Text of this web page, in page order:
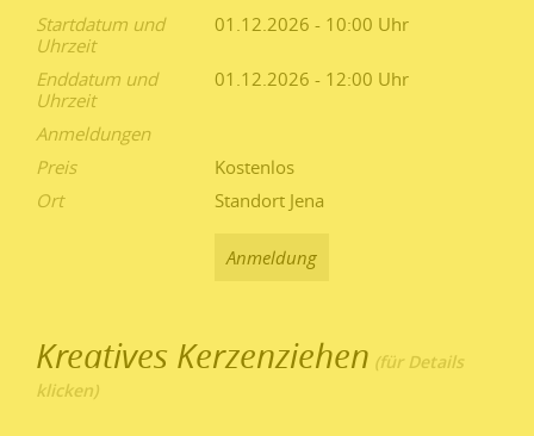
Startdatum und
Uhrzeit
01.12.2026 - 10:00
Enddatum und
Uhrzeit
01.12.2026 - 12:00
Anmeldungen
Preis
Kostenlos
Ort
Standort Jena
Anmeldung
Kreatives Kerzenziehen